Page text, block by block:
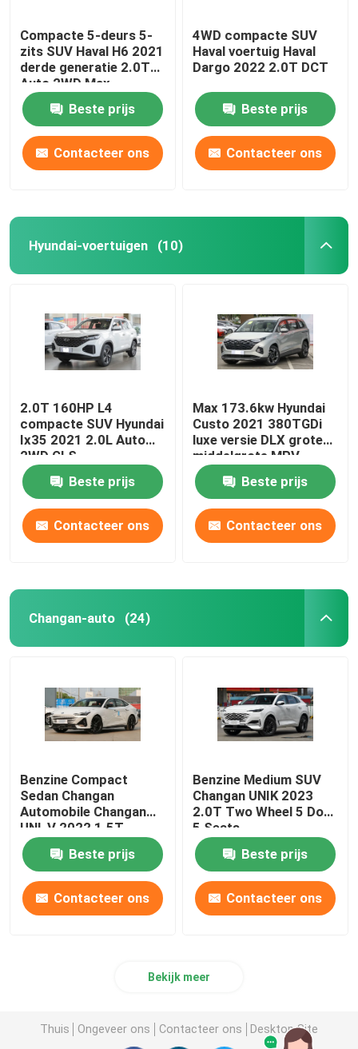
Compacte 5-deurs 5-
zits SUV Haval H6 2021
derde generatie 2.0T
Auto 2WD Max
Beste prijs
Contacteer ons
4WD compacte SUV
Haval voertuig Haval
Dargo 2022 2.0T DCT
Beste prijs
Contacteer ons
Hyundai-voertuigen (10)
2.0T 160HP L4
compacte SUV Hyundai
Ix35 2021 2.0L Auto
2WD GLS
Toonaangevende versie
Beste prijs
Contacteer ons
Max 173.6kw Hyundai
Custo 2021 380TGDi
luxe versie DLX grote
middelgrote MPV
Beste prijs
Contacteer ons
Changan-auto (24)
Benzine Compact
Sedan Changan
Automobile Changan
UNI-V 2022 1.5T
Uitstekende versie
Beste prijs
Contacteer ons
Benzine Medium SUV
Changan UNIK 2023
2.0T Two Wheel 5 Door
5 Seats
Beste prijs
Contacteer ons
Bekijk meer
Thuis Ongeveer ons Contacteer ons Desktop Site